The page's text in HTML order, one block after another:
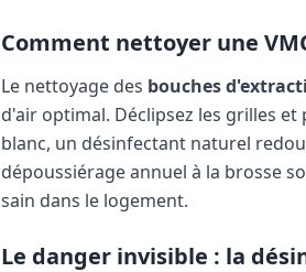
Comment nettoyer une
Le nettoyage des bouches
d'air optimal. Déclipsez les grilles
blanc, un désinfectant naturel
dépoussiérage annuel à la brosse
sain dans le logement.
Le danger invisible : la